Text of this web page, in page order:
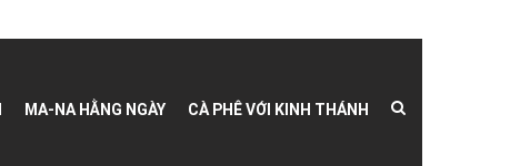
MA-NA HẰNG NGÀY CÀ PHÊ VỚI KINH THÁNH